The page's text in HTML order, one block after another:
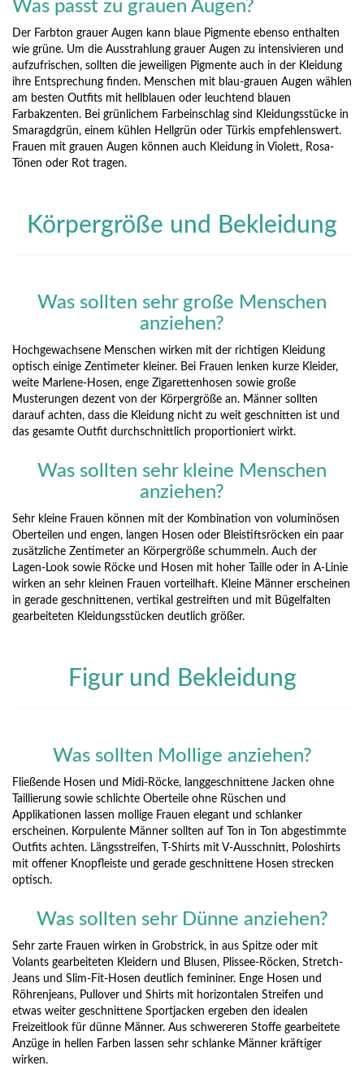
Was passt zu grauen Augen?
Der Farbton grauer Augen kann blaue Pigmente ebenso enthalten
wie grüne. Um die Ausstrahlung grauer Augen zu intensivieren und
aufzufrischen, sollten die jeweiligen Pigmente auch in der Kleidung
ihre Entsprechung finden. Menschen mit blau-grauen Augen wählen
am besten Outfits mit hellblauen oder leuchtend blauen
Farbakzenten. Bei grünlichem Farbeinschlag sind Kleidungsstücke in
Smaragdgrün, einem kühlen Hellgrün oder Türkis empfehlenswert.
Frauen mit grauen Augen können auch Kleidung in Violett, Rosa-
Tönen oder Rot tragen.
Körpergröße und Bekleidung
Was sollten sehr große Menschen
anziehen?
Hochgewachsene Menschen wirken mit der richtigen Kleidung
optisch einige Zentimeter kleiner. Bei Frauen lenken kurze Kleider,
weite Marlene-Hosen, enge Zigarettenhosen sowie große
Musterungen dezent von der Körpergröße an. Männer sollten
darauf achten, dass die Kleidung nicht zu weit geschnitten ist und
das gesamte Outfit durchschnittlich proportioniert wirkt.
Was sollten sehr kleine Menschen
anziehen?
Sehr kleine Frauen können mit der Kombination von voluminösen
Oberteilen und engen, langen Hosen oder Bleistiftsröcken ein paar
zusätzliche Zentimeter an Körpergröße schummeln. Auch der
Lagen-Look sowie Röcke und Hosen mit hoher Taille oder in A-Linie
wirken an sehr kleinen Frauen vorteilhaft. Kleine Männer erscheinen
in gerade geschnittenen, vertikal gestreiften und mit Bügelfalten
gearbeiteten Kleidungsstücken deutlich größer.
Figur und Bekleidung
Was sollten Mollige anziehen?
Fließende Hosen und Midi-Röcke, langgeschnittene Jacken ohne
Taillierung sowie schlichte Oberteile ohne Rüschen und
Applikationen lassen mollige Frauen elegant und schlanker
erscheinen. Korpulente Männer sollten auf Ton in Ton abgestimmte
Outfits achten. Längsstreifen, T-Shirts mit V-Ausschnitt, Poloshirts
mit offener Knopfleiste und gerade geschnittene Hosen strecken
optisch.
Was sollten sehr Dünne anziehen?
Sehr zarte Frauen wirken in Grobstrick, in aus Spitze oder mit
Volants gearbeiteten Kleidern und Blusen, Plissee-Röcken, Stretch-
Jeans und Slim-Fit-Hosen deutlich femininer. Enge Hosen und
Röhrenjeans, Pullover und Shirts mit horizontalen Streifen und
etwas weiter geschnittene Sportjacken ergeben den idealen
Freizeitlook für dünne Männer. Aus schwereren Stoffe gearbeitete
Anzüge in hellen Farben lassen sehr schlanke Männer kräftiger
wirken.